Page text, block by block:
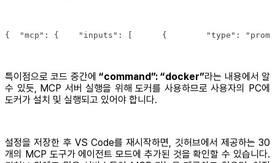
{  "mcp": {    "inputs": [      {        "type":
특이점으로 코드 중간에 “command”: “docker”라는 내용에서 알
수 있듯, MCP 서버 실행을 위해 도커를 사용하므로 사용자의 PC에
도커가 설치 및 실행되고 있어야 합니다.
설정을 저장한 후 VS Code를 재시작하면, 깃허브에서 제공하는 30
개의 MCP 도구가 에이전트 모드에 추가된 것을 확인할 수 있습니다.